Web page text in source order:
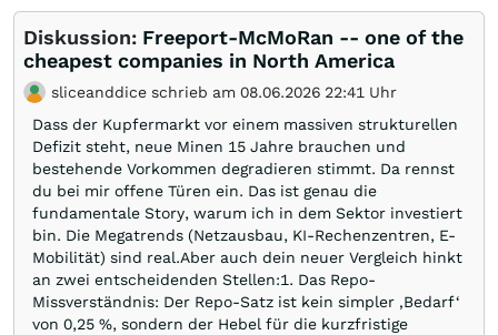
Diskussion: Freeport-McMoRan -- one of the
cheapest companies in North America
sliceanddice schrieb am 08.06.2026 22:41 Uhr
Dass der Kupfermarkt vor einem massiven strukturellen
Defizit steht, neue Minen 15 Jahre brauchen und
bestehende Vorkommen degradieren stimmt. Da rennst
du bei mir offene Türen ein. Das ist genau die
fundamentale Story, warum ich in dem Sektor investiert
bin. Die Megatrends (Netzausbau, KI-Rechenzentren, E-
Mobilität) sind real.Aber auch dein neuer Vergleich hinkt
an zwei entscheidenden Stellen:1. Das Repo-
Missverständnis: Der Repo-Satz ist kein simpler ‚Bedarf‘
von 0,25 %, sondern der Hebel für die kurzfristige